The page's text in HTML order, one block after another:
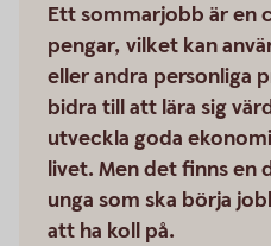
Ett sommarjobb är en
pengar, vilket kan
eller andra personliga
bidra till att lära sig
utveckla goda
livet. Men det finns en
unga som ska börja
att ha koll på.